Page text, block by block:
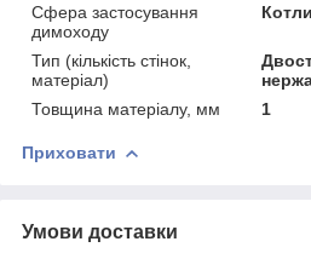
Сфера застосування
димоходу
Тип (кількість стінок,
матеріал)
Товщина матеріалу, мм
1
Приховати
Умови доставки